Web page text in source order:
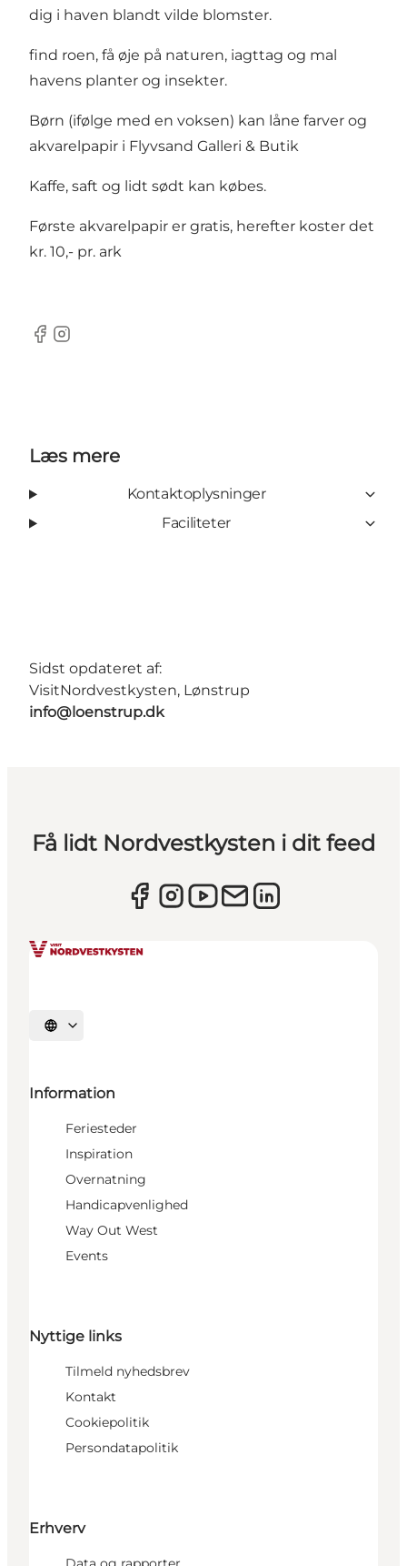
dig i haven blandt vilde blomster.
find roen, få øje på naturen, iagttag og mal
havens planter og insekter.
Børn (ifølge med en voksen) kan låne farver og
akvarelpapir i Flyvsand Galleri & Butik
Kaffe, saft og lidt sødt kan købes.
Første akvarelpapir er gratis, herefter koster det
kr. 10,- pr. ark
Facebook
Instagram
Læs mere
Kontaktoplysninger
Faciliteter
Sidst opdateret af:
VisitNordvestkysten, Lønstrup
info@loenstrup.dk
Få lidt Nordvestkysten i dit feed
Vælg sprog
Information
Feriesteder
Inspiration
Overnatning
Handicapvenlighed
Way Out West
Events
Nyttige links
Tilmeld nyhedsbrev
Kontakt
Cookiepolitik
Persondatapolitik
Erhverv